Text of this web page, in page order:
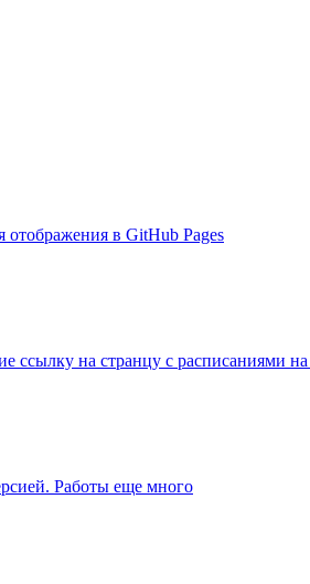
отображения в GitHub Pages
ссылку на странцу с расписаниями
Работы еще много